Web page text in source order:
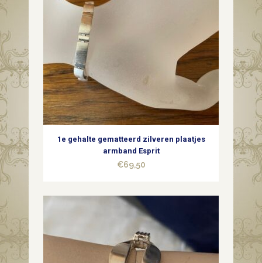
1e gehalte gematteerd zilveren plaatjes
armband Esprit
€69,50